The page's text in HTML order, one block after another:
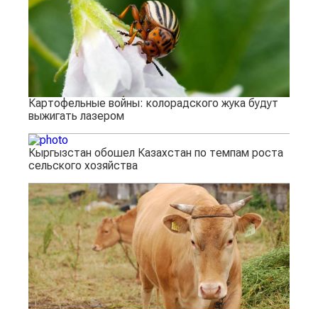
Картофельные войны: колорадского жука будут
выжигать лазером
Кыргызстан обошел Казахстан по темпам роста
сельского хозяйства